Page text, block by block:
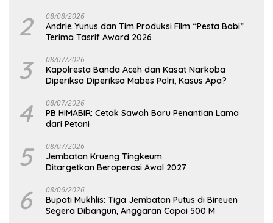
2 08/08/2026
Andrie Yunus dan Tim Produksi Film “Pesta Babi”
Terima Tasrif Award 2026
3 08/07/2026
Kapolresta Banda Aceh dan Kasat Narkoba
Diperiksa Diperiksa Mabes Polri, Kasus Apa?
4 08/07/2026
PB HIMABIR: Cetak Sawah Baru Penantian Lama
dari Petani
5 08/07/2026
Jembatan Krueng Tingkeum
Ditargetkan Beroperasi Awal 2027
6 08/06/2026
Bupati Mukhlis: Tiga Jembatan Putus di Bireuen
Segera Dibangun, Anggaran Capai 500 M